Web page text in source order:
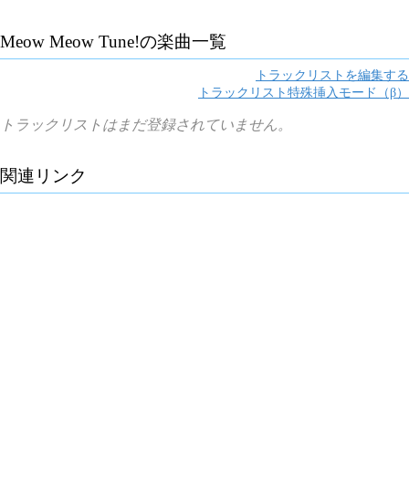
Meow Meow Tune!の楽曲一覧
トラックリストを編集する
トラックリスト特殊挿入モード（β）
トラックリストはまだ登録されていません。
関連リンク